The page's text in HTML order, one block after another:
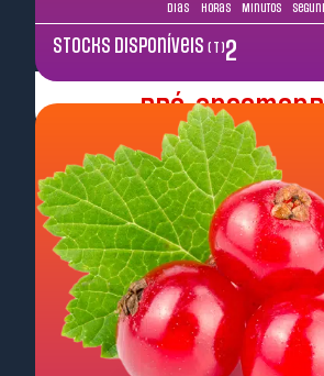
Dias Horas Minutos
Stocks disponíveis ( T ) 2
Pré-